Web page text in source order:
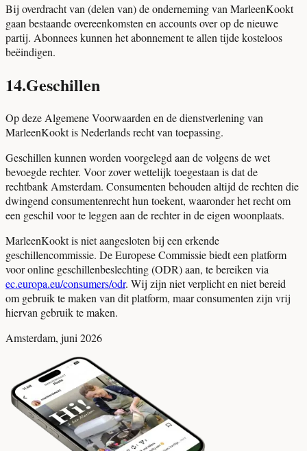
Bij overdracht van (delen van) de onderneming van MarleenKookt
gaan bestaande overeenkomsten en accounts over op de nieuwe
partij. Abonnees kunnen het abonnement te allen tijde kosteloos
beëindigen.
14.Geschillen
Op deze Algemene Voorwaarden en de dienstverlening van
MarleenKookt is Nederlands recht van toepassing.
Geschillen kunnen worden voorgelegd aan de volgens de wet
bevoegde rechter. Voor zover wettelijk toegestaan is dat de
rechtbank Amsterdam. Consumenten behouden altijd de rechten die
dwingend consumentenrecht hun toekent, waaronder het recht om
een geschil voor te leggen aan de rechter in de eigen woonplaats.
MarleenKookt is niet aangesloten bij een erkende
geschillencommissie. De Europese Commissie biedt een platform
voor online geschillenbeslechting (ODR) aan, te bereiken via
ec.europa.eu/consumers/odr. Wij zijn niet verplicht en niet bereid
om gebruik te maken van dit platform, maar consumenten zijn vrij
hiervan gebruik te maken.
Amsterdam, juni 2026